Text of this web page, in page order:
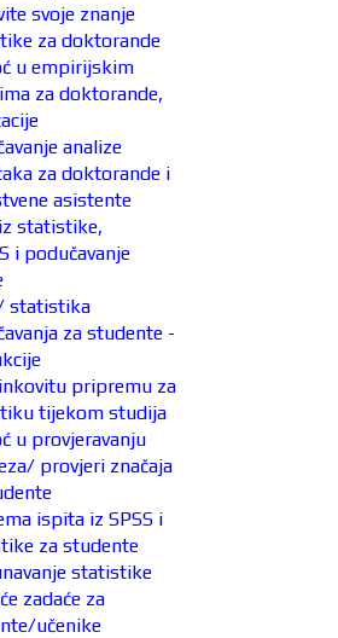
svoje znanje
za doktorande
u empirijskim
za doktorande,
analize
za doktorande i
asistente
statistike,
i podučavanje
statistika
za studente -
pripremu za
tijekom studija
u provjeravanju
provjeri značaja
ispita iz SPSS i
za studente
statistike
zadaće za
učenike